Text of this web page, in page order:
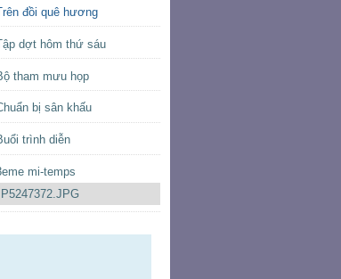
đồi quê hương
dợt hôm thứ sáu
tham mưu họp
bị sân khấu
trình diễn
mi-temps
P5247372.JPG